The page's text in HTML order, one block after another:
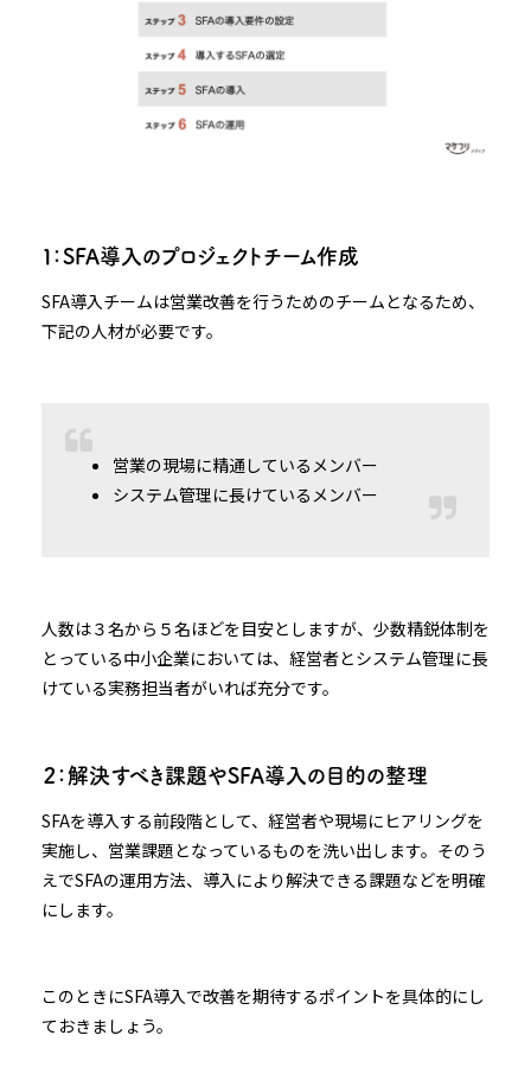
１：SFA導入のプロジェクトチーム作成
SFA導入チームは営業改善を行うためのチームとなるため、
下記の人材が必要です。
営業の現場に精通しているメンバー
システム管理に長けているメンバー
人数は３名から５名ほどを目安としますが、少数精鋭体制を
とっている中小企業においては、経営者とシステム管理に長
けている実務担当者がいれば充分です。
２：解決すべき課題やSFA導入の目的の整理
SFAを導入する前段階として、経営者や現場にヒアリングを
実施し、営業課題となっているものを洗い出します。そのう
えでSFAの運用方法、導入により解決できる課題などを明確
にします。
このときにSFA導入で改善を期待するポイントを具体的にし
ておきましょう。